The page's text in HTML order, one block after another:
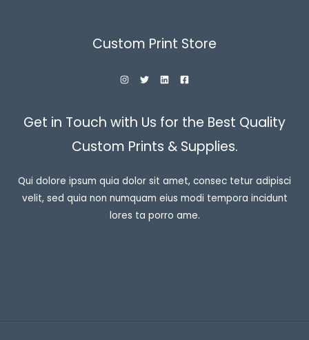
Custom Print Store
Get in Touch with Us for the Best Quality
Custom Prints & Supplies.
Qui dolore ipsum quia dolor sit amet, consec tetur adipisci
velit, sed quia non numquam eius modi tempora incidunt
lores ta porro ame.